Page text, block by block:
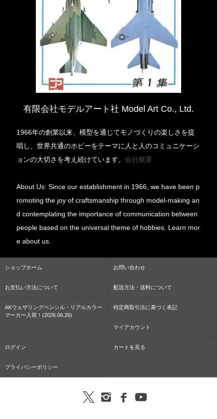
有限会社モデルアート社 Model Art Co., Ltd.
1966年の創業以来、模型を通じてモノづくりの楽しさを提
唱し、世界共通のホビーをテーマに人と人のコミュニケーシ
ョンの大切さを考え続けています。会社概要
About Us: Since our establishment in 1966, we have been p
romoting the joy of craftsmanship through model-making an
d contemplating the importance of communication between
people based on the universal theme of hobbies. Learn mor
e about us.
ショップホーム お問い合わせ
お支払い方法について 配送方法・送料について
AKウェザリングペンシル・リアルカラー
マーカー入荷！(2026.06.26)
特定商取引法に基づく表記
マイアカウント
ログイン カートを見る
プライバシーポリシー